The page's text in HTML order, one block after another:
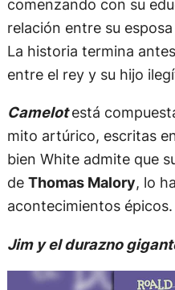
comenzando con su
relación entre su
La historia termina
entre el rey y su hijo
Camelotestá
mito artúrico, escritas
bien White admite que
de Thomas Malory, lo
acontecimientos épicos.
Jim y el durazno